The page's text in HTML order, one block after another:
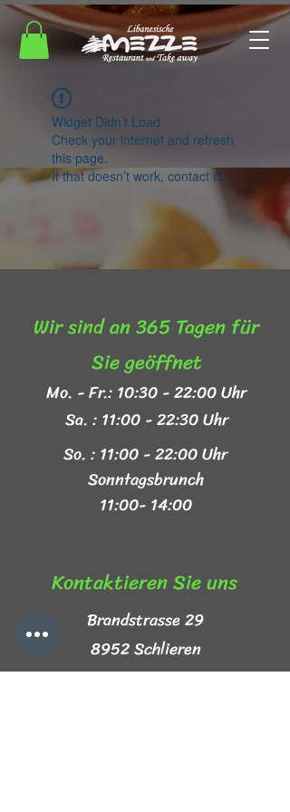
Widget Didn’t Load
Check your internet and refresh
this page.
If that doesn’t work, contact us.
Wir sind an 365 Tagen für
Sie geöffnet​
Mo. - Fr.: 10:30 - 22:00 Uhr
Sa. : 11:00 - 22:30 Uhr
So. : 11:00 - 22:00 Uhr
Sonntagsbrunch
11:00- 14:00
Kontaktieren Sie uns​
Brandstrasse 29
8952 Schlieren
+41 44 999 44 44